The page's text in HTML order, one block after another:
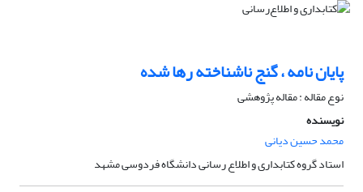
پایان نامه ، گنج ناشناخته رها شده
نوع مقاله : مقاله پژوهشی
نویسنده
محمد حسین دیانی
استاد گروه کتابداری و اطلاع رسانی دانشگاه فردوسی مشهد